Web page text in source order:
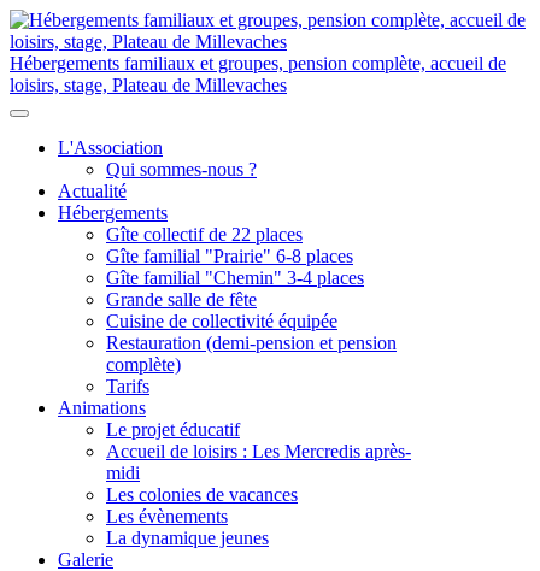
Hébergements familiaux et groupes, pension complète, accueil de
loisirs, stage, Plateau de Millevaches
L'Association
Qui sommes-nous ?
Actualité
Hébergements
Gîte collectif de 22 places
Gîte familial "Prairie" 6-8 places
Gîte familial "Chemin" 3-4 places
Grande salle de fête
Cuisine de collectivité équipée
Restauration (demi-pension et pension
complète)
Tarifs
Animations
Le projet éducatif
Accueil de loisirs : Les Mercredis après-
midi
Les colonies de vacances
Les évènements
La dynamique jeunes
Galerie